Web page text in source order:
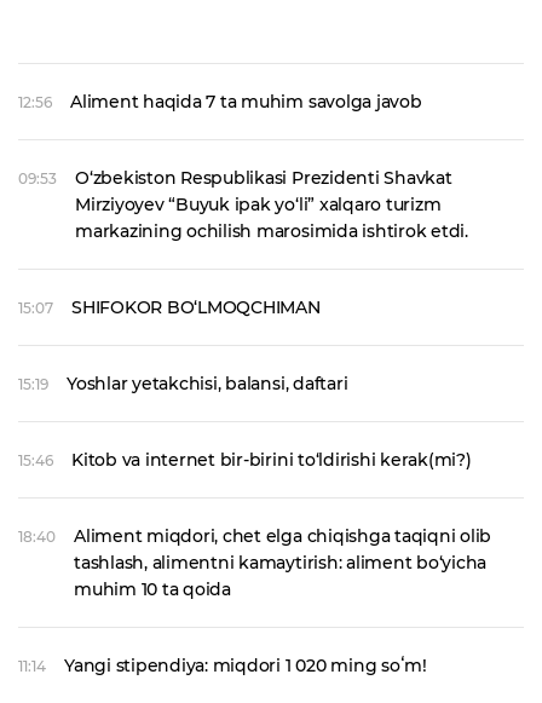
12:56 Aliment haqida 7 ta muhim savolga javob
09:53
O‘zbekiston Respublikasi Prezidenti Shavkat
Mirziyoyev “Buyuk ipak yo‘li” xalqaro turizm
markazining ochilish marosimida ishtirok etdi.
15:07 SHIFOKOR BO‘LMOQCHIMAN
15:19 Yoshlar yetakchisi, balansi, daftari
15:46 Kitob va internet bir-birini to‘ldirishi kerak(mi?)
18:40
Aliment miqdori, chet elga chiqishga taqiqni olib
tashlash, alimentni kamaytirish: aliment bo‘yicha
muhim 10 ta qoida
11:14 Yangi stipendiya: miqdori 1 020 ming soʻm!